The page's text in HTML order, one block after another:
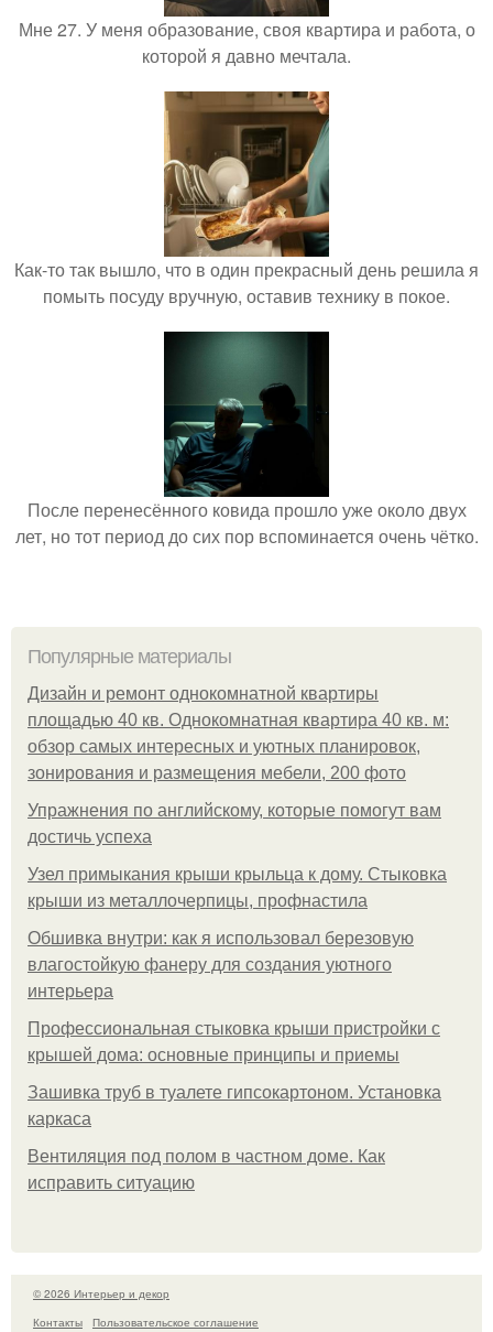
Мне 27. У меня образование, своя квартира и работа, о
которой я давно мечтала.
Как-то так вышло, что в один прекрасный день решила я
помыть посуду вручную, оставив технику в покое.
После перенесённого ковида прошло уже около двух
лет, но тот период до сих пор вспоминается очень чётко.
Популярные материалы
Дизайн и ремонт однокомнатной квартиры
площадью 40 кв. Однокомнатная квартира 40 кв. м:
обзор самых интересных и уютных планировок,
зонирования и размещения мебели, 200 фото
Упражнения по английскому, которые помогут вам
достичь успеха
Узел примыкания крыши крыльца к дому. Стыковка
крыши из металлочерпицы, профнастила
Обшивка внутри: как я использовал березовую
влагостойкую фанеру для создания уютного
интерьера
Профессиональная стыковка крыши пристройки с
крышей дома: основные принципы и приемы
Зашивка труб в туалете гипсокартоном. Установка
каркаса
Вентиляция под полом в частном доме. Как
исправить ситуацию
© 2026 Интерьер и декор
Контакты
Пользовательское соглашение